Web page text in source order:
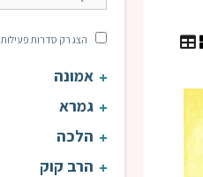
אורות התשובה | הרב שיף
הצג רק סדרות פעילות
אמונה
גמרא
הלכה
הרב קוק